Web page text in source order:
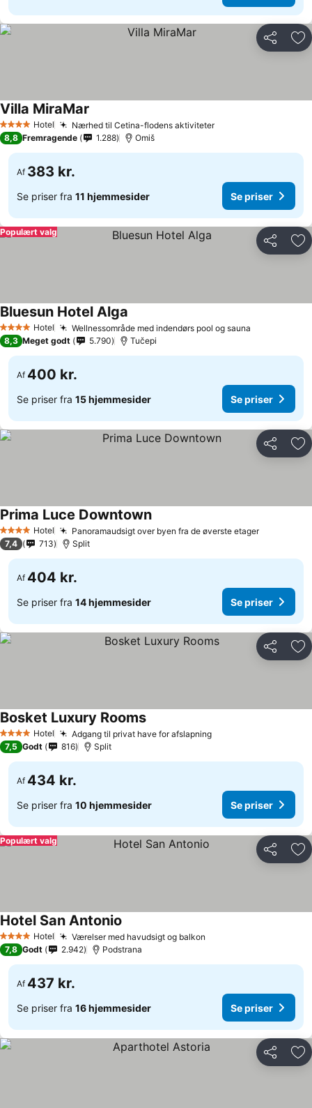
Del
4 StjernerHotel Nærhed til Cetina-flodens aktiviteter
Villa MiraMar
8,8 Fremragende 1.288 Omiš
Af 383 kr.
Se priser fra 11 hjemmesider Se priser
Del
Populært valg
4 StjernerHotel Wellnessområde med indendørs pool og sauna
Bluesun Hotel Alga
8,3 Meget godt 5.790 Tučepi
Af 400 kr.
Se priser fra 15 hjemmesider Se priser
Del
4 StjernerHotel Panoramaudsigt over byen fra de øverste etager
Prima Luce Downtown
7,4 713 Split
Af 404 kr.
Se priser fra 14 hjemmesider Se priser
Del
4 StjernerHotel Adgang til privat have for afslapning
Bosket Luxury Rooms
7,5 Godt 816 Split
Af 434 kr.
Se priser fra 10 hjemmesider Se priser
Del
Populært valg
4 StjernerHotel Værelser med havudsigt og balkon
Hotel San Antonio
7,8 Godt 2.942 Podstrana
Af 437 kr.
Se priser fra 16 hjemmesider Se priser
Del